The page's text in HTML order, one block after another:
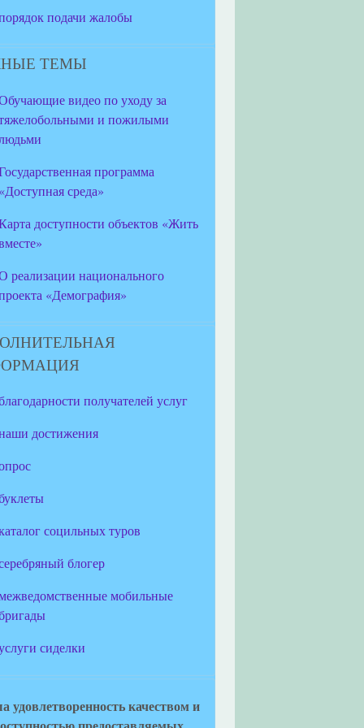
подачи жалобы
ТЕМЫ
видео по уходу за
и пожилыми
программа
«Доступная среда»
доступности объектов «Жить
реализации национального
«Демография»
получателей услуг
достижения
социльных туров
блогер
мобильные
сиделки
удовлетворенность качеством и